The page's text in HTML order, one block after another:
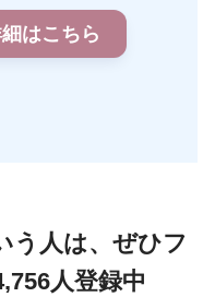
はこちら
う人は、ぜひフ
人登録中